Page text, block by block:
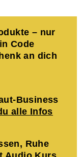
– nur
Code
an dich
Business
alle Infos
Ruhe